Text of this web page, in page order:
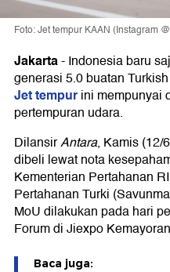
Foto: Jet tempur KAAN (Instagram
Jakarta-Indonesia baru
generasi 5.0 buatan
Jet tempurini mempunyai
pertempuran udara.
DilansirAntara, Kamis (12/
dibeli lewat nota
Kementerian Pertahanan
Pertahanan Turki
MoU dilakukan pada hari
Forum di Jiexpo
Baca juga: